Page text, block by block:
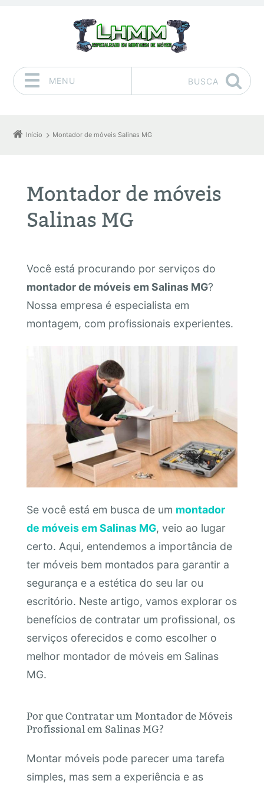
MENU BUSCA
Início Montador de móveis Salinas MG
Montador de móveis
Salinas MG
Você está procurando por serviços do
montador de móveis em Salinas MG?
Nossa empresa é especialista em
montagem, com profissionais experientes.
Se você está em busca de um montador
de móveis em Salinas MG, veio ao lugar
certo. Aqui, entendemos a importância de
ter móveis bem montados para garantir a
segurança e a estética do seu lar ou
escritório. Neste artigo, vamos explorar os
benefícios de contratar um profissional, os
serviços oferecidos e como escolher o
melhor montador de móveis em Salinas
MG.
Por que Contratar um Montador de Móveis
Profissional em Salinas MG?
Montar móveis pode parecer uma tarefa
simples, mas sem a experiência e as